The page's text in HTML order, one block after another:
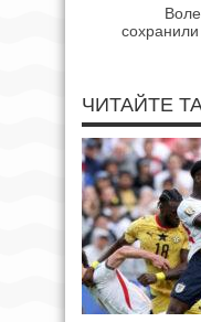
сохранили
ЧИТАЙТЕ